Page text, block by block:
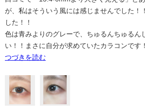
が、私はそういう風には感じませんでした！
した！！
色は青みよりのグレーで、ちゅるんちゅるん
い！！まさに自分が求めていたカラコンです
つづきを読む